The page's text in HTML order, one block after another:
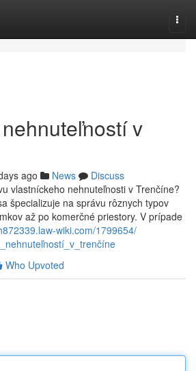
v
ago News
Discuss
vlastníckeho nehnuteľnosti v Trenčíne?
špecializuje na správu rôznych typov
až po komerčné priestory. V prípade
wiki.com/1799654/
Who Upvoted